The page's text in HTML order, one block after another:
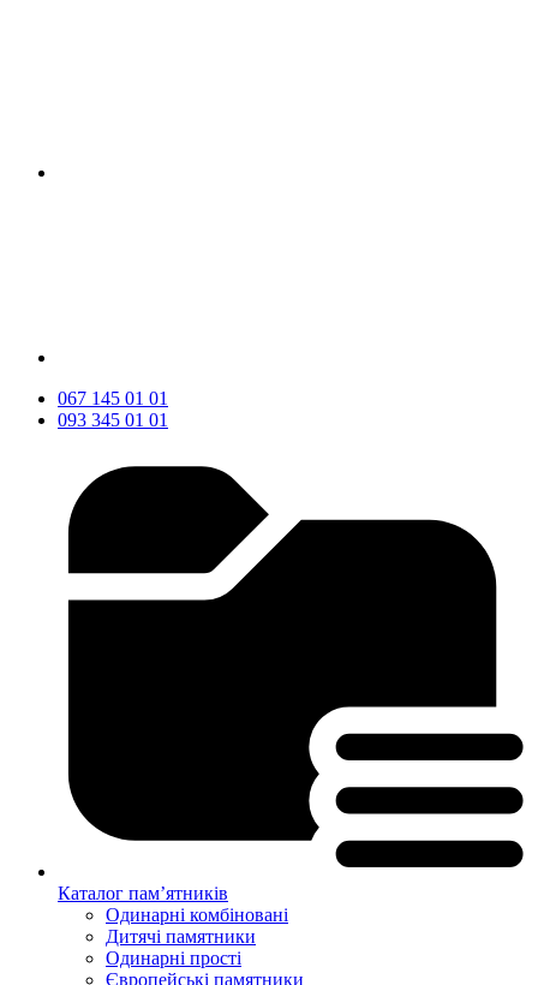
067 145 01 01
093 345 01 01
Каталог пам’ятників
Одинарні комбіновані
Дитячі памятники
Одинарні прості
Європейські памятники